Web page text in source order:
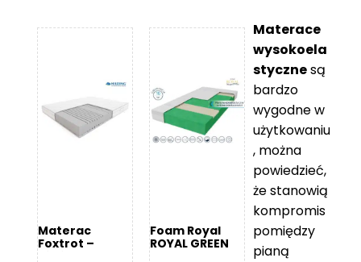
Materac
Foxtrot –
Foam Royal
ROYAL GREEN
Materace
wysokoela
stycznesą
bardzo
wygodne w
użytkowaniu
, można
powiedzieć,
że stanowią
kompromis
pomiędzy
pianą